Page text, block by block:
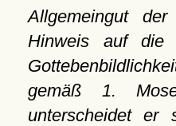
Allgemeingut
Hinweis auf die
gemäß 1.
unterscheidet er